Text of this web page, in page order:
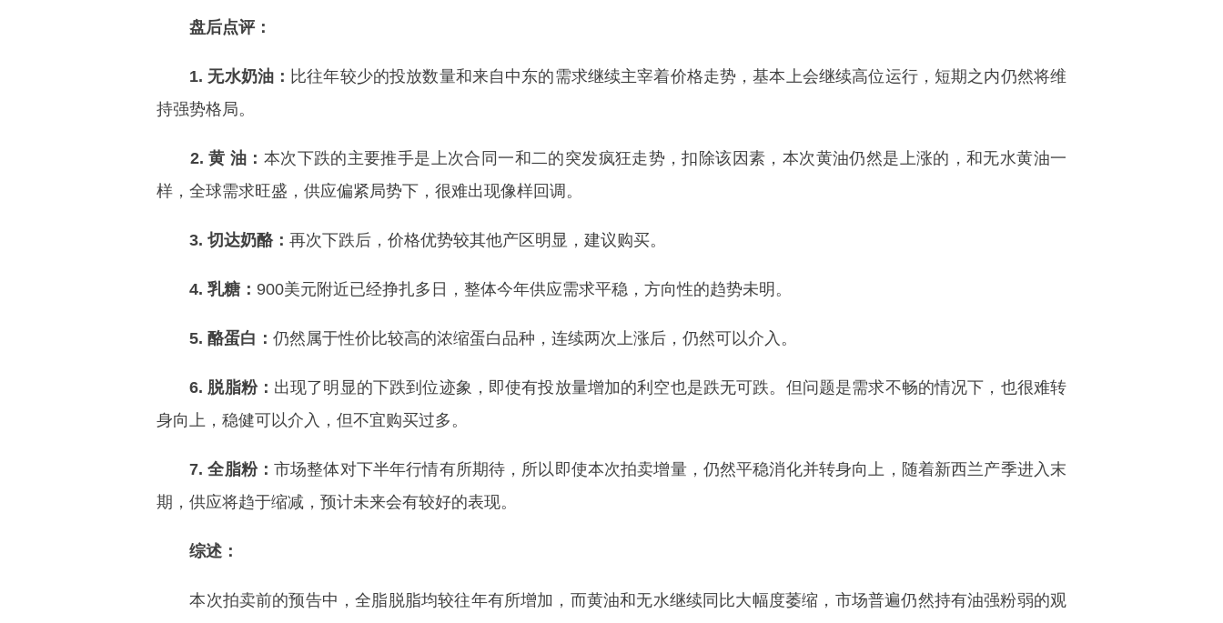
盘后点评：
1. 无水奶油： 比往年较少的投放数量和来自中东的需求继续主宰着价格走势，基本上会继续高位运行，短期之内仍然将维
持强势格局。
2. 黄 油： 本次下跌的主要推手是上次合同一和二的突发疯狂走势，扣除该因素，本次黄油仍然是上涨的，和无水黄油一
样，全球需求旺盛，供应偏紧局势下，很难出现像样回调。
3. 切达奶酪： 再次下跌后，价格优势较其他产区明显，建议购买。
4. 乳糖： 900美元附近已经挣扎多日，整体今年供应需求平稳，方向性的趋势未明。
5. 酪蛋白： 仍然属于性价比较高的浓缩蛋白品种，连续两次上涨后，仍然可以介入。
6. 脱脂粉： 出现了明显的下跌到位迹象，即使有投放量增加的利空也是跌无可跌。但问题是需求不畅的情况下，也很难转
身向上，稳健可以介入，但不宜购买过多。
7. 全脂粉：市场整体对下半年行情有所期待，所以即使本次拍卖增量，仍然平稳消化并转身向上，随着新西兰产季进入末
期，供应将趋于缩减，预计未来会有较好的表现。
综述：
本次拍卖前的预告中，全脂脱脂均较往年有所增加，而黄油和无水继续同比大幅度萎缩，市场普遍仍然持有油强粉弱的观